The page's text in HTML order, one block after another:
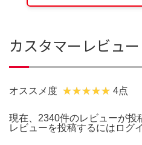
カスタマーレビュー
オススメ度 4点
現在、2340件のレビューが投
レビューを投稿するには ログ